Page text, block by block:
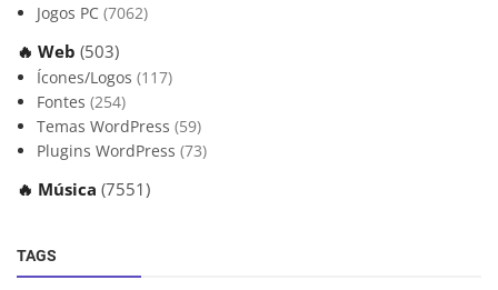
Jogos PC (7062)
🔥 Web (503)
Ícones/Logos (117)
Fontes (254)
Temas WordPress (59)
Plugins WordPress (73)
🔥 Música (7551)
TAGS